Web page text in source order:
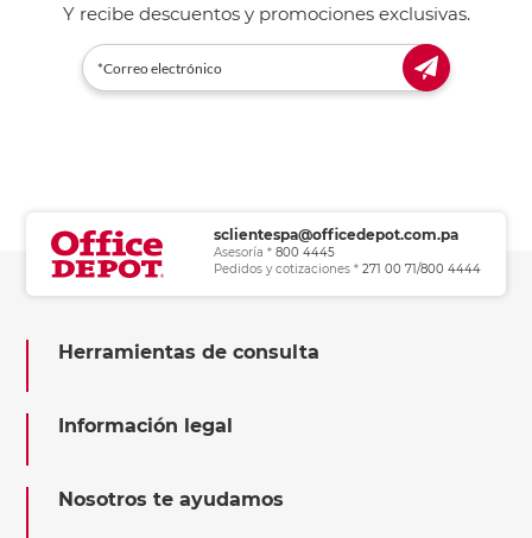
Y recibe descuentos y promociones exclusivas.
sclientespa@officedepot.com.pa
Asesoría * 800 4445
Pedidos y cotizaciones * 271 00 71/800 4444
Herramientas de consulta
Información legal
Nosotros te ayudamos